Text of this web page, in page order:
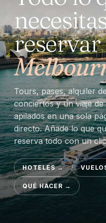
reservar
Tours, pases, alquiler
conciertos y un viaje
apilados en una sola
directo. Añade lo que
reserva todo con un
HOTELES→
QUÉ HACER→